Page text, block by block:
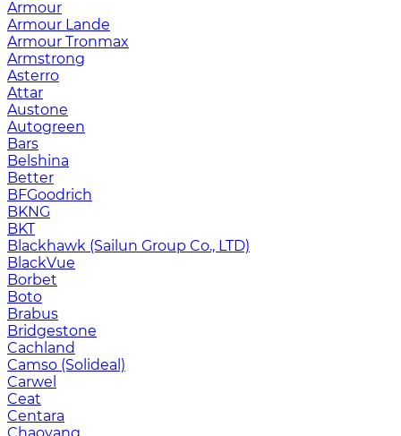
Armour
Armour Lande
Armour Tronmax
Armstrong
Asterro
Attar
Austone
Autogreen
Bars
Belshina
Better
BFGoodrich
BKNG
BKT
Blackhawk (Sailun Group Co., LTD)
BlackVue
Borbet
Boto
Brabus
Bridgestone
Cachland
Camso (Solideal)
Carwel
Ceat
Centara